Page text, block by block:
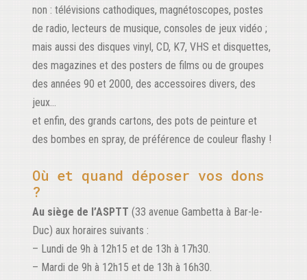
non : télévisions cathodiques, magnétoscopes, postes
de radio, lecteurs de musique, consoles de jeux vidéo ;
mais aussi des disques vinyl, CD, K7, VHS et disquettes,
des magazines et des posters de films ou de groupes
des années 90 et 2000, des accessoires divers, des
jeux…
et enfin, des grands cartons, des pots de peinture et
des bombes en spray, de préférence de couleur flashy !
Où et quand déposer vos dons
?
Au siège de l’ASPTT (33 avenue Gambetta à Bar-le-
Duc) aux horaires suivants :
– Lundi de 9h à 12h15 et de 13h à 17h30.
– Mardi de 9h à 12h15 et de 13h à 16h30.